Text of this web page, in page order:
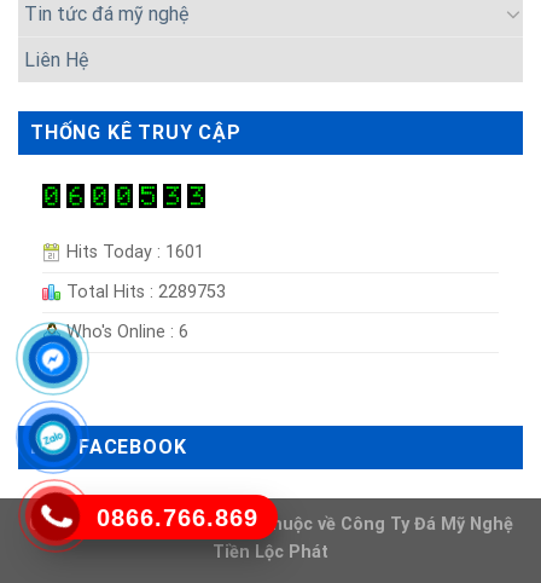
0866.766.869
Tin tức đá mỹ nghệ
Liên Hệ
THỐNG KÊ TRUY CẬP
Hits Today : 1601
Total Hits : 2289753
Who's Online : 6
LIKE FACEBOOK
Copyright 2026 ©Bản quyền thuộc về Công Ty Đá Mỹ Nghệ
Tiền Lộc Phát